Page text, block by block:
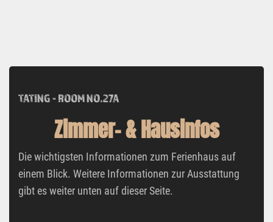
TATING - ROOM NO.27A
Zimmer- & Hausinfos
Die wichtigsten Informationen zum Ferienhaus auf
einem Blick. Weitere Informationen zur Ausstattung
gibt es weiter unten auf dieser Seite.